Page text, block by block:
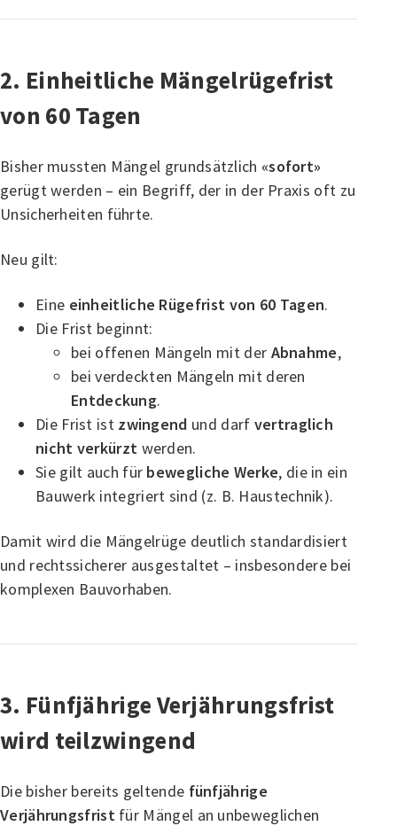
2. Einheitliche Mängelrügefrist
von 60 Tagen
Bisher mussten Mängel grundsätzlich «sofort»
gerügt werden – ein Begriff, der in der Praxis oft zu
Unsicherheiten führte.
Neu gilt:
Eine einheitliche Rügefrist von 60 Tagen.
Die Frist beginnt:
bei offenen Mängeln mit der Abnahme,
bei verdeckten Mängeln mit deren
Entdeckung.
Die Frist ist zwingend und darf vertraglich
nicht verkürzt werden.
Sie gilt auch für bewegliche Werke, die in ein
Bauwerk integriert sind (z. B. Haustechnik).
Damit wird die Mängelrüge deutlich standardisiert
und rechtssicherer ausgestaltet – insbesondere bei
komplexen Bauvorhaben.
3. Fünfjährige Verjährungsfrist
wird teilzwingend
Die bisher bereits geltende fünfjährige
Verjährungsfristfür Mängel an unbeweglichen